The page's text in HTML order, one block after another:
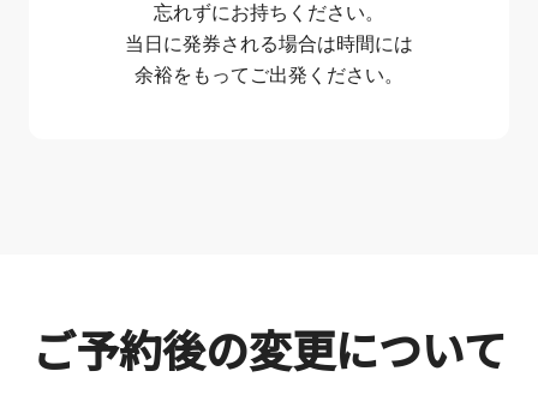
忘れずにお持ちください。
当日に発券される場合は時間には
余裕をもってご出発ください。
ご予約後の変更について